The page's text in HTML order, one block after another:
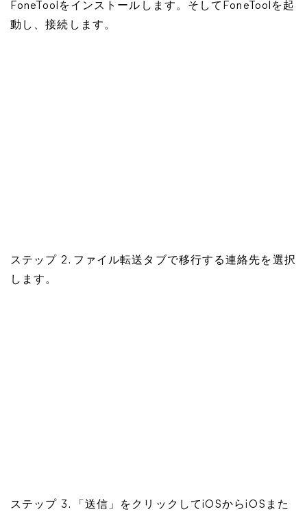
FoneToolをインストールします。そしてFoneToolを起
動し、接続します。
ステップ 2. ファイル転送タブで移行する連絡先を選択
します。
ステップ 3. 「送信」をクリックしてiOSからiOSまた